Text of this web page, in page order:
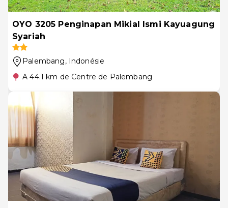
OYO 3205 Penginapan Mikial Ismi Kayuagung
Syariah
Palembang, Indonésie
A 44.1 km de Centre de Palembang